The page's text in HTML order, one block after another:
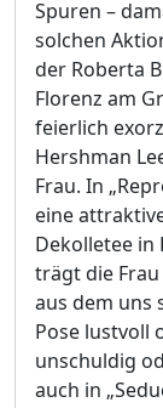
Spuren –
solchen
der Roberta
Florenz am
feierlich
Hershman
Frau. In
eine
Dekolletee in
trägt die
aus dem uns
Pose lustvoll
unschuldig
auch in